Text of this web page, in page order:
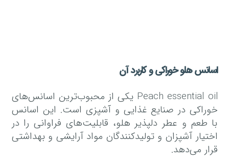
اسانس هلو خوراکی و کاربرد آن
Peach essential oil یکی از محبوب‌ترین اسانس‌های
خوراکی در صنایع غذایی و آشپزی است. این اسانس
با طعم و عطر دلپذیر هلو، قابلیت‌های فراوانی را در
اختیار آشپزان و تولیدکنندگان مواد آرایشی و بهداشتی
قرار می‌دهد.